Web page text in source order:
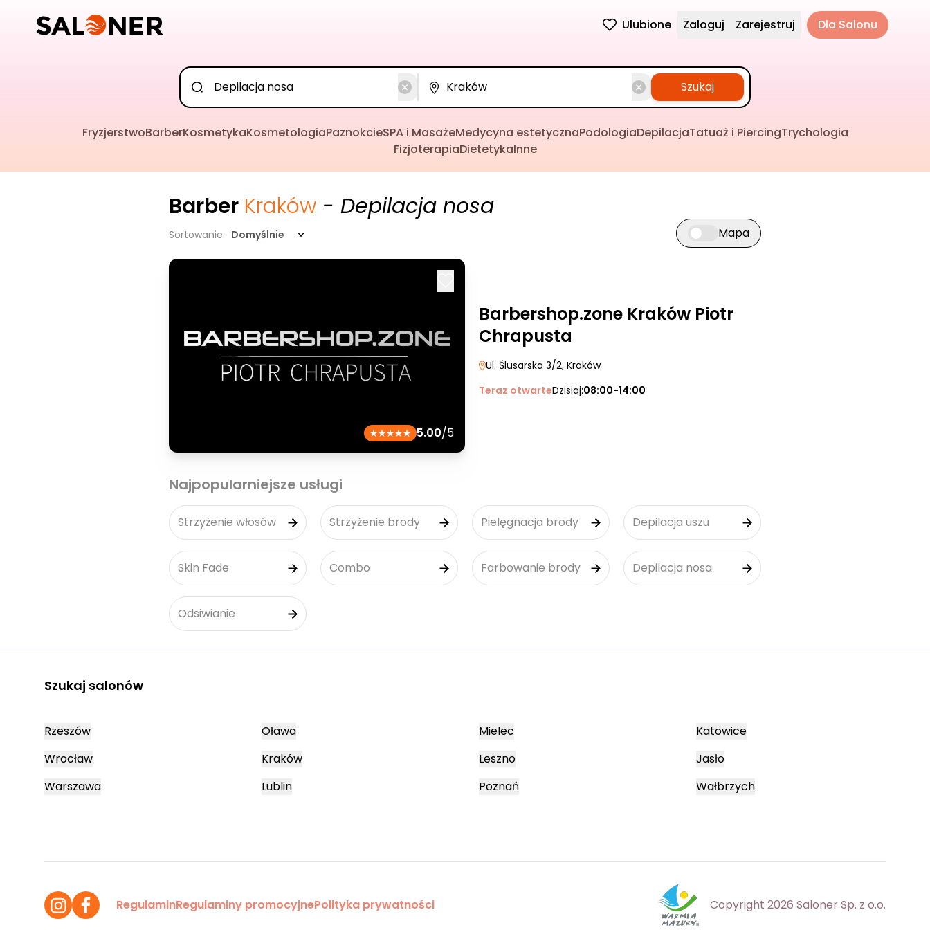
Ulubione Zaloguj Zarejestruj Dla Salonu
Szukaj
FryzjerstwoBarberKosmetykaKosmetologiaPaznokcieSPA i MasażeMedycyna estetycznaPodologiaDepilacjaTatuaż i PiercingTrychologia
FizjoterapiaDietetykaInne
Barber Kraków - Depilacja nosa
Sortowanie Domyślnie Przełącz widok mapy
Mapa
5.00/5
Barbershop.zone Kraków Piotr
Chrapusta
Ul. Ślusarska 3/2, Kraków
Teraz otwarteDzisiaj:08:00-14:00
Najpopularniejsze usługi
Strzyżenie włosów Strzyżenie brody Pielęgnacja brody Depilacja uszu
Skin Fade Combo Farbowanie brody Depilacja nosa
Odsiwianie
Szukaj salonów
Rzeszów
Wrocław
Warszawa
Oława
Kraków
Lublin
Mielec
Leszno
Poznań
Katowice
Jasło
Wałbrzych
RegulaminRegulaminy promocyjnePolityka prywatności Copyright 2026 Saloner Sp. z o.o.